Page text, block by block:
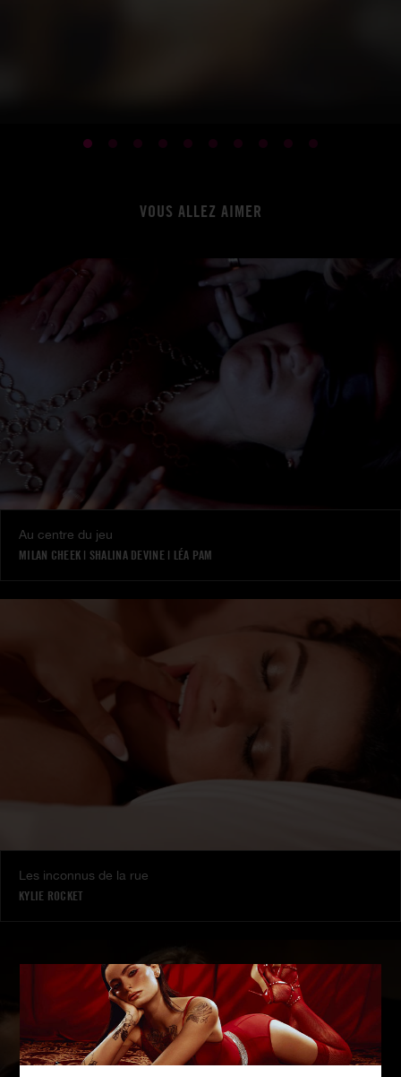
VOUS ALLEZ AIMER
Au centre du jeu
MILAN CHEEK | SHALINA DEVINE| LÉA PAM
Les inconnus de la rue
KYLIE ROCKET